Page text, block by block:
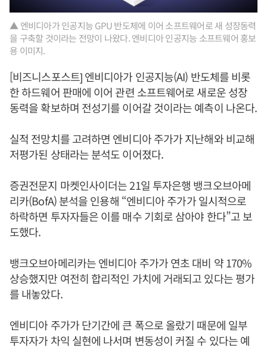
▲ 엔비디아가 인공지능 GPU 반도체에 이어 소프트웨어로 새 성장동력
을 구축할 것이라는 전망이 나왔다. 엔비디아 인공지능 소프트웨어 홍보
용 이미지.
[비즈니스포스트] 엔비디아가 인공지능(AI) 반도체를 비롯
한 하드웨어 판매에 이어 관련 소프트웨어로 새로운 성장
동력을 확보하며 전성기를 이어갈 것이라는 예측이 나온다.
실적 전망치를 고려하면 엔비디아 주가가 지난해와 비교해
저평가된 상태라는 분석도 이어졌다.
증권전문지 마켓인사이더는 21일 투자은행 뱅크오브아메
리카(BofA) 분석을 인용해 “엔비디아 주가가 일시적으로
하락하면 투자자들은 이를 매수 기회로 삼아야 한다”고 보
도했다.
뱅크오브아메리카는 엔비디아 주가가 연초 대비 약 170%
상승했지만 여전히 합리적인 가치에 거래되고 있다는 평가
를 내놓았다.
엔비디아 주가가 단기간에 큰 폭으로 올랐기 때문에 일부
투자자가 차익 실현에 나서며 변동성이 커질 수 있다는 예